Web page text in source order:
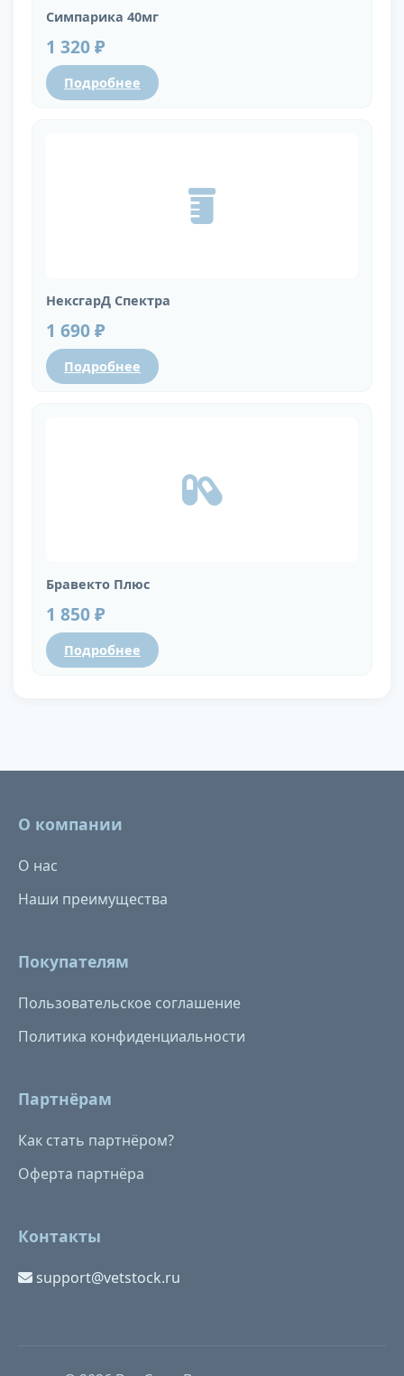
Симпарика 40мг
1 320 ₽
Подробнее
НексгарД Спектра
1 690 ₽
Подробнее
Бравекто Плюс
1 850 ₽
Подробнее
О компании
О нас
Наши преимущества
Покупателям
Пользовательское соглашение
Политика конфиденциальности
Партнёрам
Как стать партнёром?
Оферта партнёра
Контакты
support@vetstock.ru